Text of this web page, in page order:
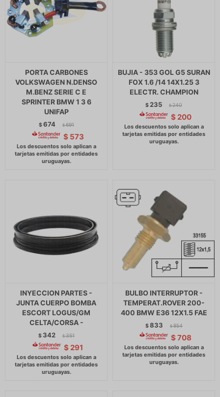
PORTA CARBONES
VOLKSWAGEN N.DENSO
M.BENZ SERIE C E
SPRINTER BMW 1 3 6
UNIFAP
$674 $ 691
$ 573
BUJIA - 353 GOL G5 SURAN
FOX 1.6 /14 14X1.25 3
ELECTR. CHAMPION
$ 235 $ 240
$ 200
INYECCION PARTES -
JUNTA CUERPO BOMBA
ESCORT LOGUS/GM
CELTA/CORSA -
$ 342 $ 351
$ 291
BULBO INTERRUPTOR -
TEMPERAT.ROVER 200-
400 BMW E36 12X1.5 FAE
$833 $ 854
$ 708